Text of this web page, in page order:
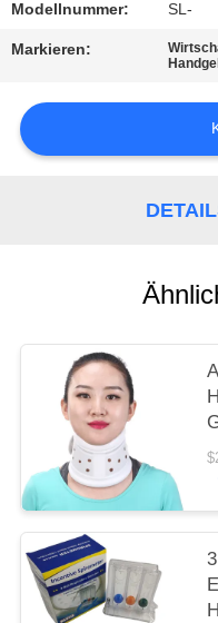
Modellnummer: SL-
Markieren: